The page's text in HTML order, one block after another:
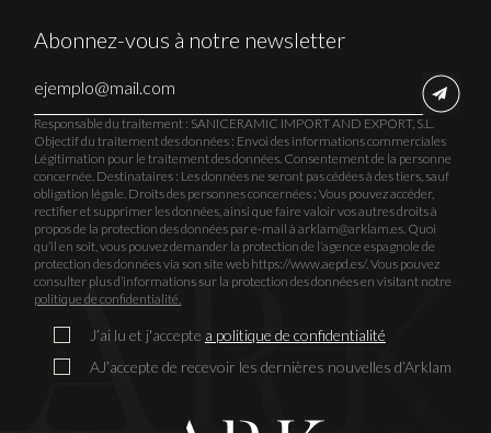
Abonnez-vous à notre newsletter
Responsable du traitement : SANICERAMIC IMPORT AND EXPORT, S.L.
Objectif du traitement des données : Envoi des informations commerciales
Légitimation pour le traitement des données. Consentement de la personne
concernée. Destinataires : Les données ne seront pas cédées à des tiers, sauf
obligation légale. Droits des personnes concernées : Vous pouvez accéder,
rectifier et supprimer les données, ainsi que faire valoir vos autres droits à
propos de la protection des données par e-mail à arklam@arklam.es. Quoi
qu’il en soit, vous pouvez demander la protection de l’agence espagnole de
protection des données via son site web https://www.aepd.es/. Vous pouvez
consulter plus d’informations sur la protection des données en visitant notre
politique de confidentialité.
J’ai lu et j'accepte a politique de confidentialité
AJ’accepte de recevoir les dernières nouvelles d’Arklam